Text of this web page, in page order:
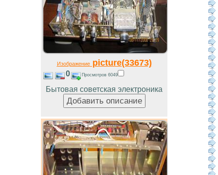
Изображениеpicture(33673)
0 Просмотров 6049
Бытовая советская электроника